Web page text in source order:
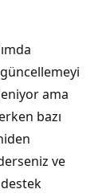
ama
bazı
ve